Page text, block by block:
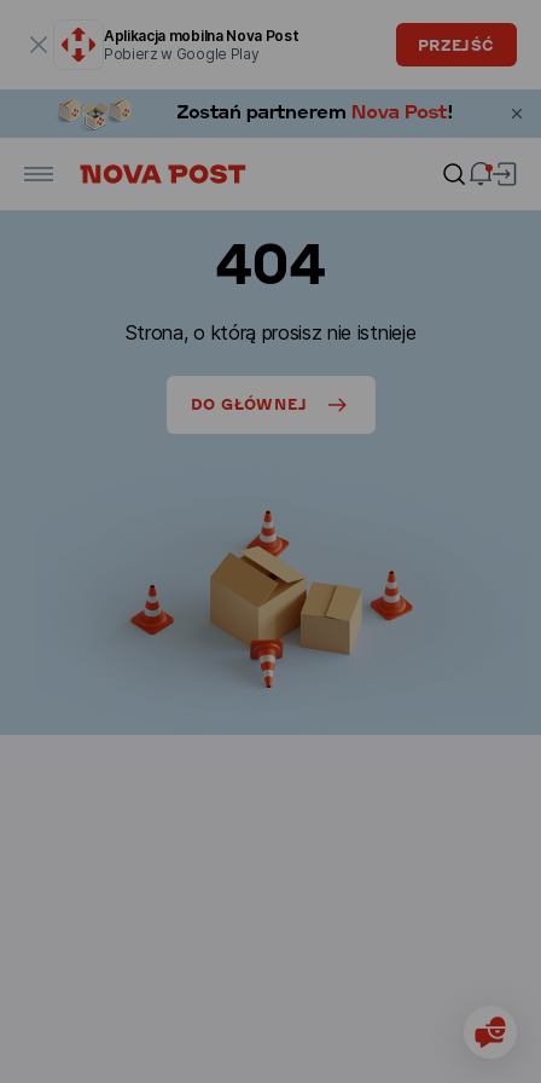
Aplikacja mobilna Nova Post
Pobierz w Google Play
PRZEJŚĆ
404
Strona, o którą prosisz nie istnieje
DO GŁÓWNEJ